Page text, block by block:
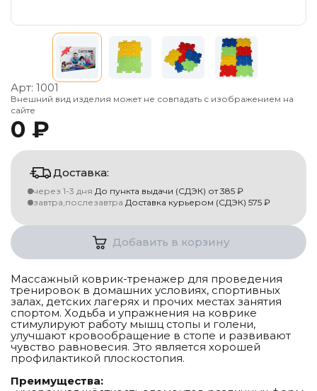
Арт: 1001
Внешний вид изделия может не совпадать с изображением на
сайте
0 ₽
Доставка:
через 1-3 дня До пункта выдачи (СДЭК) от385 ₽
завтра,послезавтра Доставка курьером (СДЭК) 575 ₽
Добавить в корзину
Массажный коврик-тренажер для проведения
тренировок в домашних условиях, спортивных
залах, детских лагерях и прочих местах занятия
спортом. Ходьба и упражнения на коврике
стимулируют работу мышц стопы и голени,
улучшают кровообращение в стопе и развивают
чувство равновесия. Это является хорошей
профилактикой плоскостопия.
Преимущества: